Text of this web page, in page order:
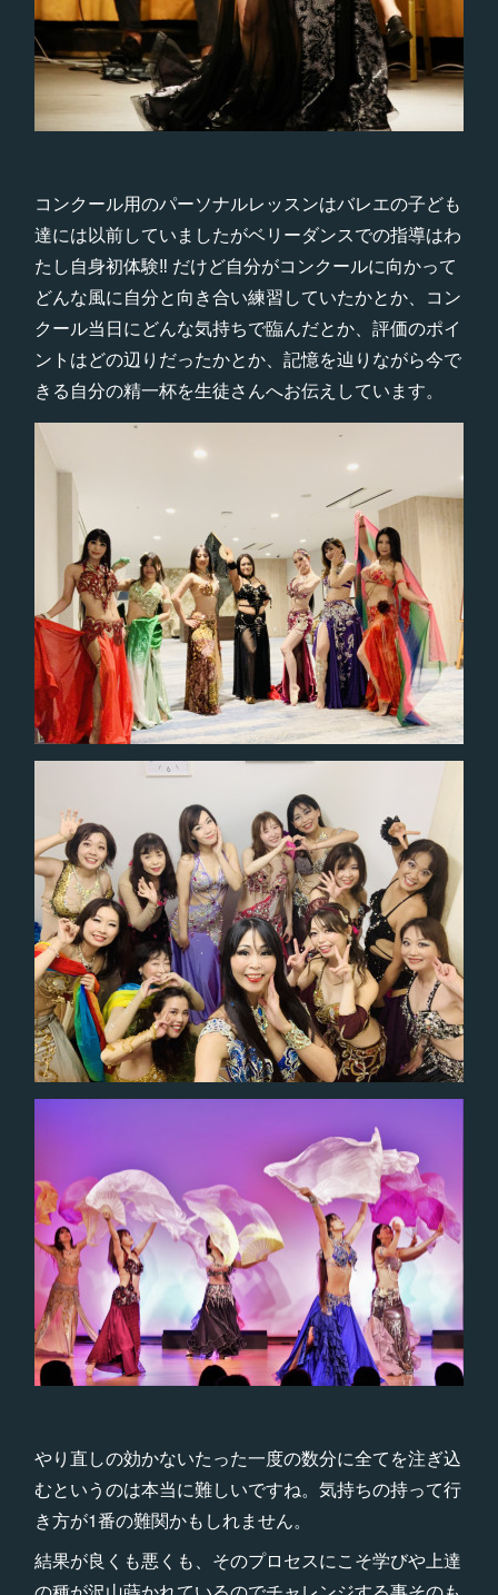
コンクール用のパーソナルレッスンはバレエの子ども
達には以前していましたがベリーダンスでの指導はわ
たし自身初体験‼︎ だけど自分がコンクールに向かって
どんな風に自分と向き合い練習していたかとか、コン
クール当日にどんな気持ちで臨んだとか、評価のポイ
ントはどの辺りだったかとか、記憶を辿りながら今で
きる自分の精一杯を生徒さんへお伝えしています。
やり直しの効かないたった一度の数分に全てを注ぎ込
むというのは本当に難しいですね。気持ちの持って行
き方が1番の難関かもしれません。
結果が良くも悪くも、そのプロセスにこそ学びや上達